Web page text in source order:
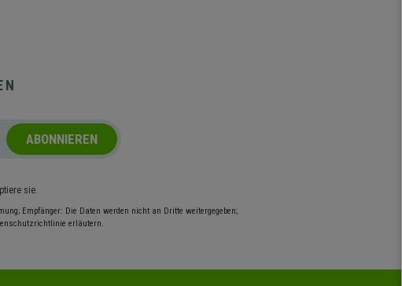
ABONNIEREN
sie.
Empfänger: Die Daten werden nicht an Dritte weitergegeben;
erläutern.